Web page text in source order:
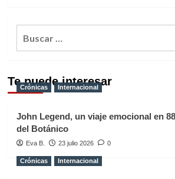
Te puede interesar
Crónicas Internacional
John Legend, un viaje emocional en
del Botánico
Eva B. 23 julio 2026 0
Crónicas Internacional